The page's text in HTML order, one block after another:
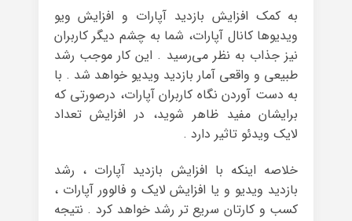
به کمک افزایش بازدید آپارات و افزایش ویو
ویدیوها کانال آپارات، شما به چشم دیگر کاربران
نیز جذاب به نظر می‌رسید . این کار موجب رشد
طبیعی و واقعی آمار بازدید ویدیو خواهد شد . با
به دست آوردن نگاه کاربران آپارات، درصورتی که
برایشان مفید ظاهر شوید، در افزایش تعداد
لایک ویدئو تاثیر دارد .
خلاصه اینکه با افزایش بازدید آپارات ، رشد
بازدید ویدیو و یا افزایش لایک و فالوور آپارات ،
کسب و کارتان سریع تر رشد خواهد کرد . نتیجه